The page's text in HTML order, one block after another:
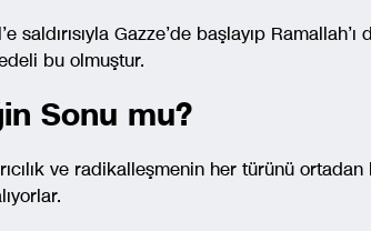
saldırısıyla Gazze’de başlayıp
bu olmuştur.
Sonu mu?
ve radikalleşmenin her türünü ortadan